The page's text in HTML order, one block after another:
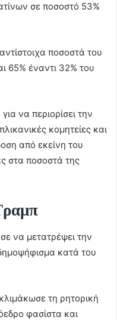
σε ποσοστό 53%
ποσοστά του
65% έναντι 32% του
να περιορίσει την
κομητείες και
από εκείνη του
στα ποσοστά της
να μετατρέψει την
κατά του
τη ρητορική
φασίστα και